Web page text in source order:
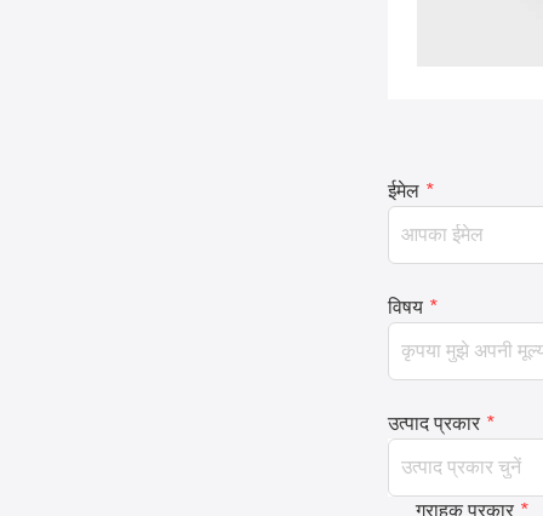
ईमेल *
विषय *
उत्पाद प्रकार *
ग्राहक प्रकार *